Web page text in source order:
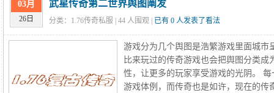
03月
26日
武星传奇第二世界舆图阐发
分类：1.76传奇私服 | 44 人围观 | 已有 0 人发表了看法
游戏分为几个舆图是浩繁游戏里面城市
比来玩过的传奇游戏也会把舆图分类
性，让更多的玩家享受游戏的光阴。
游戏体例，而传奇也是如许，现在的传